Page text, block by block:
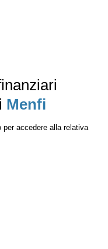
Menfi
accedere alla relativa